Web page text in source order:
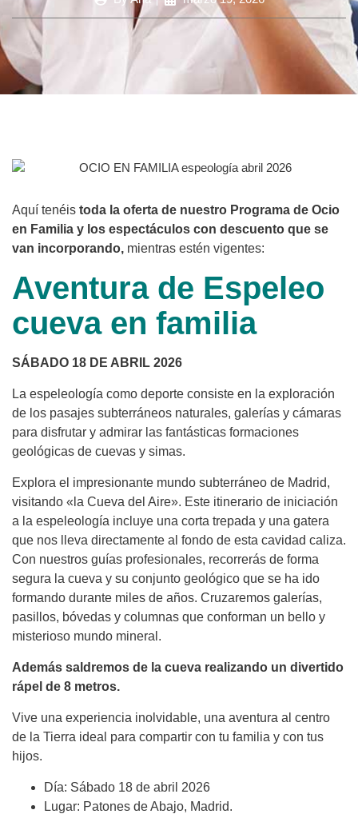
Aquí tenéis toda la oferta de nuestro Programa de Ocio
en Familia y los espectáculos con descuento que se
van incorporando, mientras estén vigentes:
Aventura de Espeleo
cueva en familia
SÁBADO 18 DE ABRIL 2026
La espeleología como deporte consiste en la exploración
de los pasajes subterráneos naturales, galerías y cámaras
para disfrutar y admirar las fantásticas formaciones
geológicas de cuevas y simas.
Explora el impresionante mundo subterráneo de Madrid,
visitando «la Cueva del Aire». Este itinerario de iniciación
a la espeleología incluye una corta trepada y una gatera
que nos lleva directamente al fondo de esta cavidad caliza.
Con nuestros guías profesionales, recorrerás de forma
segura la cueva y su conjunto geológico que se ha ido
formando durante miles de años. Cruzaremos galerías,
pasillos, bóvedas y columnas que conforman un bello y
misterioso mundo mineral.
Además saldremos de la cueva realizando un divertido
rápel de 8 metros.
Vive una experiencia inolvidable, una aventura al centro
de la Tierra ideal para compartir con tu familia y con tus
hijos.
Día: Sábado 18 de abril 2026
Lugar: Patones de Abajo, Madrid.